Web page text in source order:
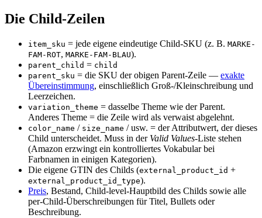
Die Child-Zeilen
item_sku = jede eigene eindeutige Child-SKU (z. B. MARKE-
FAM-ROT, MARKE-FAM-BLAU).
parent_child = child
parent_sku = die SKU der obigen Parent-Zeile — exakte
Übereinstimmung, einschließlich Groß-/Kleinschreibung und
Leerzeichen.
variation_theme = dasselbe Theme wie der Parent.
Anderes Theme = die Zeile wird als verwaist abgelehnt.
color_name / size_name / usw. = der Attributwert, der dieses
Child unterscheidet. Muss in der Valid Values-Liste stehen
(Amazon erzwingt ein kontrolliertes Vokabular bei
Farbnamen in einigen Kategorien).
Die eigene GTIN des Childs (external_product_id +
external_product_id_type).
Preis, Bestand, Child-level-Hauptbild des Childs sowie alle
per-Child-Überschreibungen für Titel, Bullets oder
Beschreibung.